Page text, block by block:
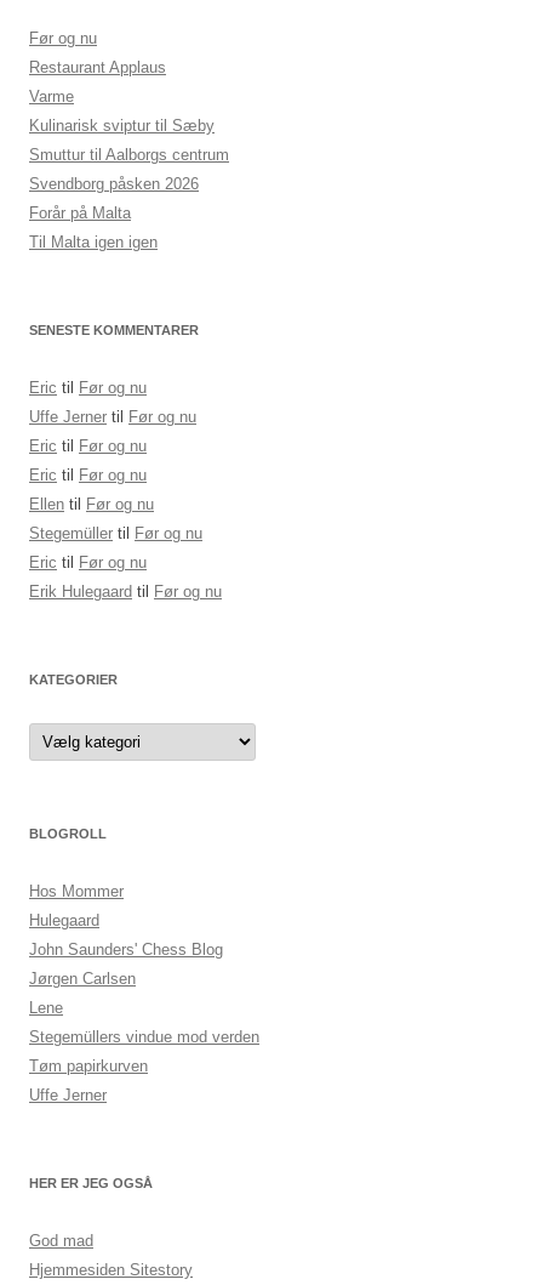
Før og nu
Restaurant Applaus
Varme
Kulinarisk sviptur til Sæby
Smuttur til Aalborgs centrum
Svendborg påsken 2026
Forår på Malta
Til Malta igen igen
SENESTE KOMMENTARER
Eric til
Før og nu
Uffe Jerner til
Før og nu
Eric til
Før og nu
Eric til
Før og nu
Ellen til
Før og nu
Stegemüller til
Før og nu
Eric til
Før og nu
Erik Hulegaard til Før og nu
KATEGORIER
Kategorier
BLOGROLL
Hos Mommer
Hulegaard
John Saunders' Chess Blog
Jørgen Carlsen
Lene
Stegemüllers vindue mod verden
Tøm papirkurven
Uffe Jerner
HER ER JEG OGSÅ
God mad
Hjemmesiden Sitestory